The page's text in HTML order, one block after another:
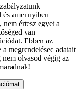
amennyiben
értesz egyet a
van
Ebben az
megrendelésed adatait
nem olvasod végig az